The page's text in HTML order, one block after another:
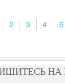
2 3 4 5
НА